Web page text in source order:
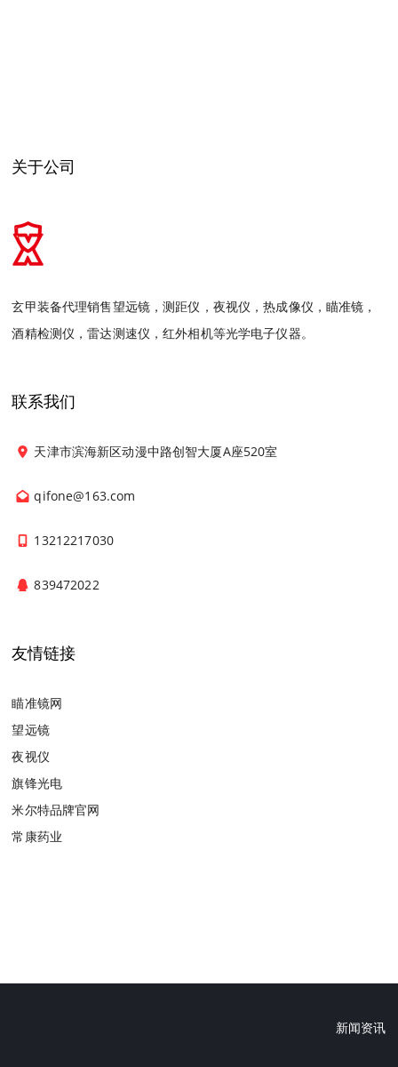
关于公司
玄甲装备代理销售望远镜，测距仪，夜视仪，热成像仪，瞄准镜，
酒精检测仪，雷达测速仪，红外相机等光学电子仪器。
联系我们
天津市滨海新区动漫中路创智大厦A座520室
qifone@163.com
13212217030
839472022
友情链接
瞄准镜网
望远镜
夜视仪
旗锋光电
米尔特品牌官网
常康药业
新闻资讯